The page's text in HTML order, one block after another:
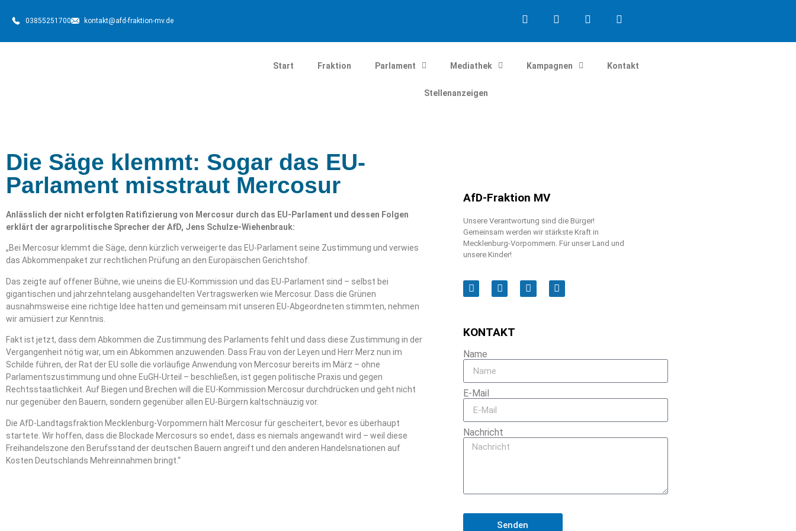
03855251700 kontakt@afd-fraktion-mv.de
Start Fraktion Parlament Mediathek Kampagnen Kontakt
Stellenanzeigen
Die Säge klemmt: Sogar das EU-
Parlament misstraut Mercosur
Anlässlich der nicht erfolgten Ratifizierung von Mercosur durch das EU-Parlament und dessen Folgen
erklärt der agrarpolitische Sprecher der AfD, Jens Schulze-Wiehenbrauk:
„Bei Mercosur klemmt die Säge, denn kürzlich verweigerte das EU-Parlament seine Zustimmung und verwies
das Abkommenpaket zur rechtlichen Prüfung an den Europäischen Gerichtshof.
Das zeigte auf offener Bühne, wie uneins die EU-Kommission und das EU-Parlament sind – selbst bei
gigantischen und jahrzehntelang ausgehandelten Vertragswerken wie Mercosur. Dass die Grünen
ausnahmsweise eine richtige Idee hatten und gemeinsam mit unseren EU-Abgeordneten stimmten, nehmen
wir amüsiert zur Kenntnis.
Fakt ist jetzt, dass dem Abkommen die Zustimmung des Parlaments fehlt und dass diese Zustimmung in der
Vergangenheit nötig war, um ein Abkommen anzuwenden. Dass Frau von der Leyen und Herr Merz nun im
Schilde führen, der Rat der EU solle die vorläufige Anwendung von Mercosur bereits im März – ohne
Parlamentszustimmung und ohne EuGH-Urteil – beschließen, ist gegen politische Praxis und gegen
Rechtsstaatlichkeit. Auf Biegen und Brechen will die EU-Kommission Mercosur durchdrücken und geht nicht
nur gegenüber den Bauern, sondern gegenüber allen EU-Bürgern kaltschnäuzig vor.
Die AfD-Landtagsfraktion Mecklenburg-Vorpommern hält Mercosur für gescheitert, bevor es überhaupt
startete. Wir hoffen, dass die Blockade Mercosurs so endet, dass es niemals angewandt wird – weil diese
Freihandelszone den Berufsstand der deutschen Bauern angreift und den anderen Handelsnationen auf
Kosten Deutschlands Mehreinnahmen bringt.“
AfD-Fraktion MV
Unsere Verantwortung sind die Bürger!
Gemeinsam werden wir stärkste Kraft in
Mecklenburg-Vorpommern. Für unser Land und
unsere Kinder!
KONTAKT
Name
E-Mail
Nachricht
Senden